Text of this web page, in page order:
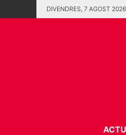
DIVENDRES, 7 AGOST 2026